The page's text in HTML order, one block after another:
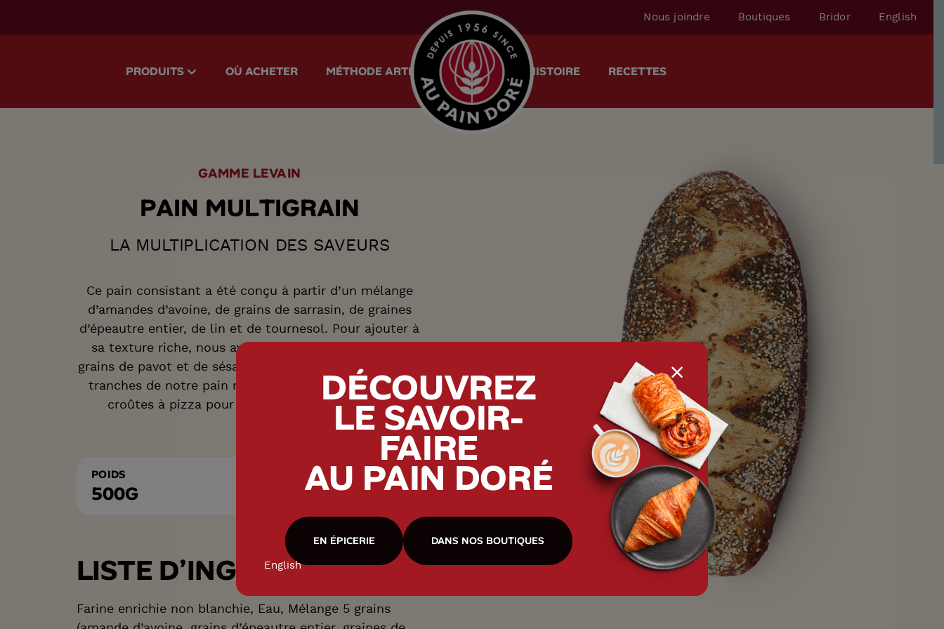
PRODUITS OÙ ACHETER MÉTHODE ARTISANALE NOTRE HISTOIRE RECETTES
Nous joindre Boutiques Bridor English
GAMME LEVAIN
PAIN MULTIGRAIN
LA MULTIPLICATION DES SAVEURS
Ce pain consistant a été conçu à partir d’un mélange
d’amandes d’avoine, de grains de sarrasin, de graines
d’épeautre entier, de lin et de tournesol. Pour ajouter à
sa texture riche, nous avons recouvert sa croûte de
grains de pavot et de sésame. Grâce à sa mie dense, les
tranches de notre pain multigrain font d’excellentes
croûtes à pizza pour vos meilleures créations.
POIDS
500G
LISTE D’INGRÉDIENTS
Farine enrichie non blanchie, Eau, Mélange 5 grains
DÉCOUVREZ
LE SAVOIR-
FAIRE
AU PAIN DORÉ
EN ÉPICERIE DANS NOS BOUTIQUES
tx.alert_popin.close
English